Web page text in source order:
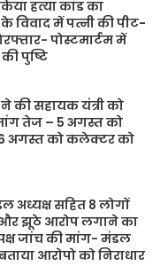
हत्या कांड का
विवाद में पत्नी की पीट-
पोस्टमार्टम में
पुष्टि
की सहायक यंत्री को
तेज – 5 अगस्त को
अगस्त को कलेक्टर को
अध्यक्ष सहित 8 लोगों
और झूठे आरोप लगाने का
जांच की मांग- मंडल
आरोपो को निराधार